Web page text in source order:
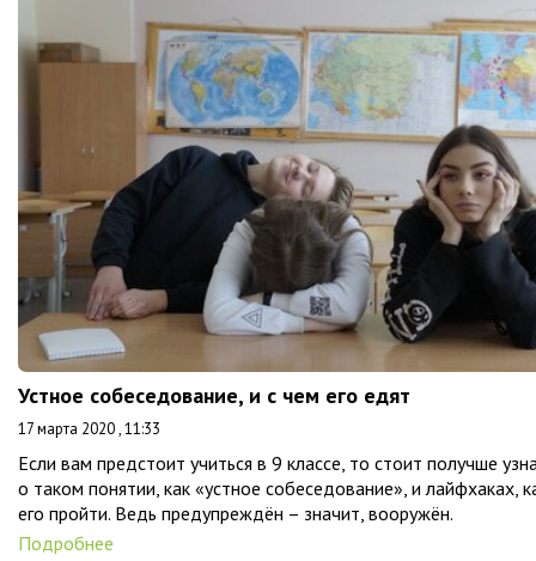
Устное собеседование, и с чем его едят
17 марта 2020 , 11:33
Если вам предстоит учиться в 9 классе, то стоит получше
о таком понятии, как «устное собеседование», и лайфхаках,
его пройти. Ведь предупреждён – значит, вооружён.
Подробнее